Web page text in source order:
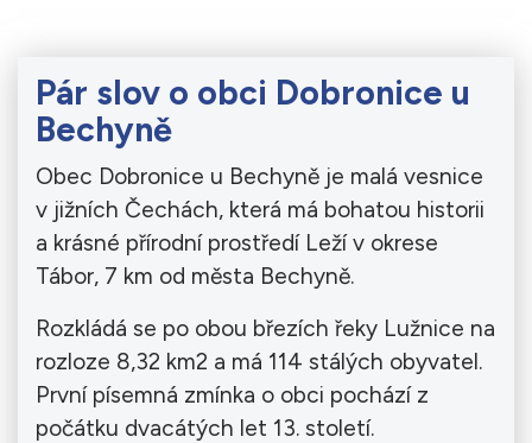
Pár slov o obci Dobronice u
Bechyně
Obec Dobronice u Bechyně je malá vesnice
v jižních Čechách, která má bohatou historii
a krásné přírodní prostředí Leží v okrese
Tábor, 7 km od města Bechyně.
Rozkládá se po obou březích řeky Lužnice na
rozloze 8,32 km2 a má 114 stálých obyvatel.
První písemná zmínka o obci pochází z
počátku dvacátých let 13. století.